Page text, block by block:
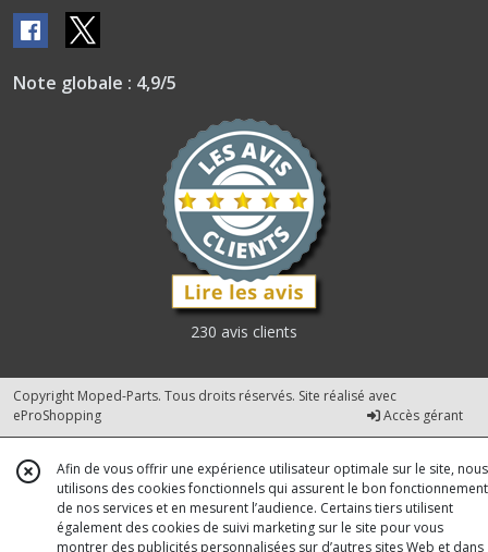
Note globale : 4,9/5
230 avis clients
Copyright Moped-Parts. Tous droits réservés. Site réalisé avec
eProShopping
Accès gérant
Afin de vous offrir une expérience utilisateur optimale sur le site, nous
utilisons des cookies fonctionnels qui assurent le bon fonctionnement
de nos services et en mesurent l’audience. Certains tiers utilisent
également des cookies de suivi marketing sur le site pour vous
montrer des publicités personnalisées sur d’autres sites Web et dans